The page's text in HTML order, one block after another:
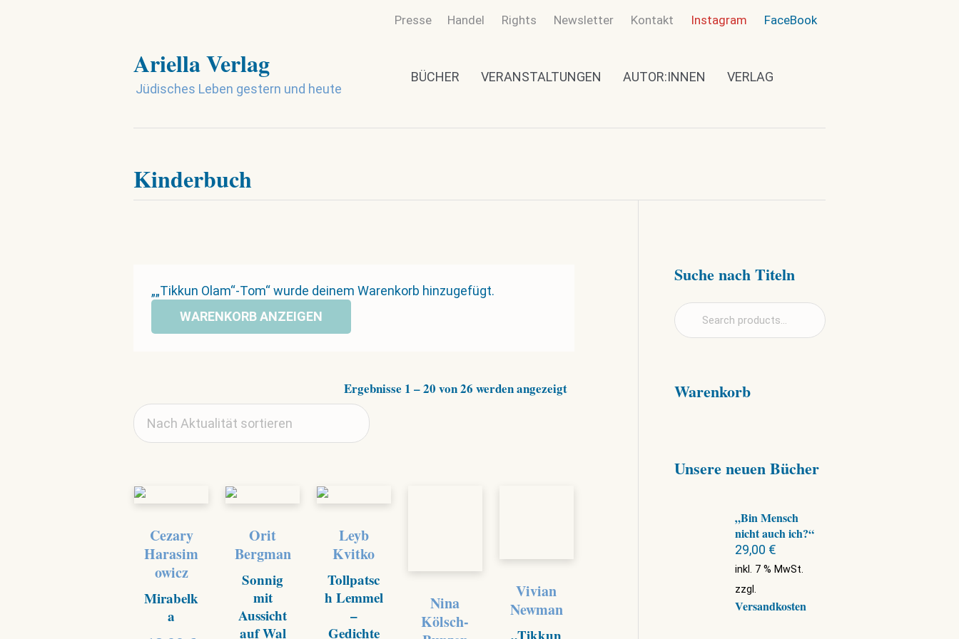
Presse Handel Rights Newsletter Kontakt Instagram FaceBook
Ariella Verlag
Jüdisches Leben gestern und heute
BÜCHER VERANSTALTUNGEN AUTOR:INNEN VERLAG
Kinderbuch
„„Tikkun Olam“-Tom“ wurde deinem Warenkorb hinzugefügt.
WARENKORB ANZEIGEN
Ergebnisse 1 – 20 von 26 werden angezeigtNach
Cezary
Harasim
owicz
Mirabelk
a
Orit
Bergman
Sonnig
mit
Aussicht
auf Wal
Leyb
Kvitko
Tollpatsc
h Lemmel
–
Gedichte
Nina
Kölsch-
Vivian
Newman
Suche nach Titeln
Warenkorb
Unsere neuen Bücher
„Bin Mensch
nicht auch ich?“
29,00 €
inkl. 7 % MwSt.
zzgl.
Versandkosten